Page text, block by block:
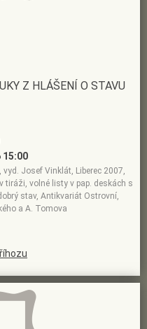
Z HLÁŠENÍ O STAVU
15:00
vyd. Josef Vinklát, Liberec 2007,
tiráži, volné listy v pap. deskách s
stav, Antikvariát Ostrovní,
a A. Tomova